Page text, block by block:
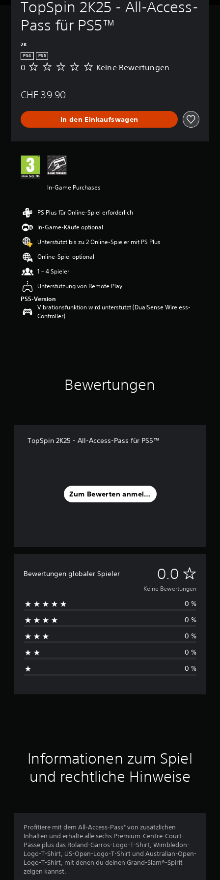
TopSpin 2K25 - All-Access-
Pass für PS5™
2K
PS4 PS5
K
n
B
e
w
t
n
0 Keine Bewertungen
CHF 39.90
In den Einkaufswagen
In-Game Purchases
PS Plus für Online-Spiel erforderlich
In-Game-Käufe optional
Unterstützt bis zu 2 Online-Spieler mit PS Plus
Online-Spiel optional
1 – 4 Spieler
Unterstützung von Remote Play
PS5-Version
Vibrationsfunktion wird unterstützt (DualSense Wireless-
Controller)
Bewertungen
TopSpin 2K25 - All-Access-Pass für PS5™
Zum Bewerten anmelden
Bewertungen globaler Spieler 0.0 K
e
n
e
B
w
t
u
g
n
Keine Bewertungen
0 %
0 %
0 %
0 %
0 %
Informationen zum Spiel
und rechtliche Hinweise
Profitiere mit dem All-Access-Pass* von zusätzlichen
Inhalten und erhalte alle sechs Premium-Centre-Court-
Pässe plus das Roland-Garros-Logo-T-Shirt, Wimbledon-
Logo-T-Shirt, US-Open-Logo-T-Shirt und Australian-Open-
Logo-T-Shirt, mit denen du deinen Grand-Slam®-Spirit
zeigen kannst.